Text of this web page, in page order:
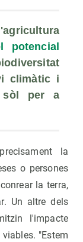
potencial
climàtic i
sòl per a
la
o persones
la terra,
Un altre dels
l'impacte
"Estem